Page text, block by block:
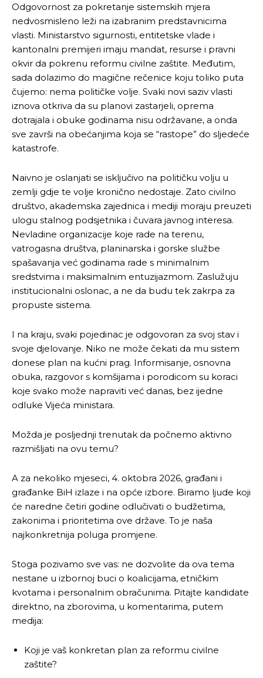
Pusti priču da živi!
Ovim putem želimo da vam se zahvalimo što ste
Objavi.ba
[wpuf_form id=”7463”]
Pusti priču da živi!
Ovim putem želimo da vam se zahvalimo što ste
Objavi.ba
[wpuf_form id=”7463”]
Odgovornost za pokretanje sistemskih mjera
nedvosmisleno leži na izabranim predstavnicima
vlasti. Ministarstvo sigurnosti, entitetske vlade i
kantonalni premijeri imaju mandat, resurse i pravni
okvir da pokrenu reformu civilne zaštite. Međutim,
sada dolazimo do magične rečenice koju toliko puta
čujemo: nema političke volje. Svaki novi saziv vlasti
iznova otkriva da su planovi zastarjeli, oprema
dotrajala i obuke godinama nisu održavane, a onda
sve završi na obećanjima koja se “rastope” do sljedeće
katastrofe.
Naivno je oslanjati se isključivo na političku volju u
zemlji gdje te volje kronično nedostaje. Zato civilno
društvo, akademska zajednica i mediji moraju preuzeti
ulogu stalnog podsjetnika i čuvara javnog interesa.
Nevladine organizacije koje rade na terenu,
vatrogasna društva, planinarska i gorske službe
spašavanja već godinama rade s minimalnim
sredstvima i maksimalnim entuzijazmom. Zaslužuju
institucionalni oslonac, a ne da budu tek zakrpa za
propuste sistema.
I na kraju, svaki pojedinac je odgovoran za svoj stav i
svoje djelovanje. Niko ne može čekati da mu sistem
donese plan na kućni prag. Informisanje, osnovna
obuka, razgovor s komšijama i porodicom su koraci
koje svako može napraviti već danas, bez ijedne
odluke Vijeća ministara.
Možda je posljednji trenutak da počnemo aktivno
razmišljati na ovu temu?
A za nekoliko mjeseci, 4. oktobra 2026, građani i
građanke BiH izlaze i na opće izbore. Biramo ljude koji
će naredne četiri godine odlučivati o budžetima,
zakonima i prioritetima ove države. To je naša
najkonkretnija poluga promjene.
Stoga pozivamo sve vas: ne dozvolite da ova tema
nestane u izbornoj buci o koalicijama, etničkim
kvotama i personalnim obračunima. Pitajte kandidate
direktno, na zborovima, u komentarima, putem
medija:
Koji je vaš konkretan plan za reformu civilne
zaštite?